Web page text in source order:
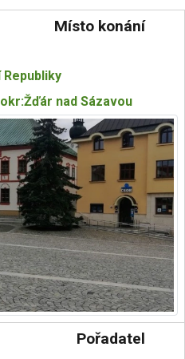
Místo konání
Republiky
nad Sázavou
Pořadatel